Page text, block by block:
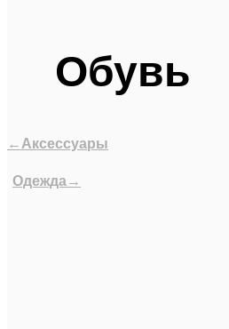
Обувь
←Аксессуары
Одежда→